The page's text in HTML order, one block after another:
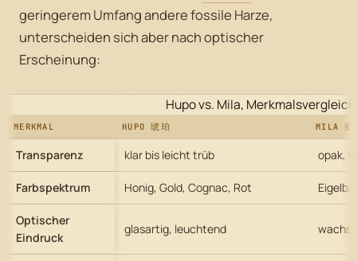
geringerem Umfang andere fossile Harze,
unterscheiden sich aber nach optischer
Erscheinung:
Hupo vs. Mila, Merkmalsvergleich
MERKMAL HUPO 琥珀 MILA 蜜
Transparenz klar bis leicht trüb opak,
Farbspektrum Honig, Gold, Cognac, Rot Eigelb,
Optischer
Eindruck
glasartig, leuchtend